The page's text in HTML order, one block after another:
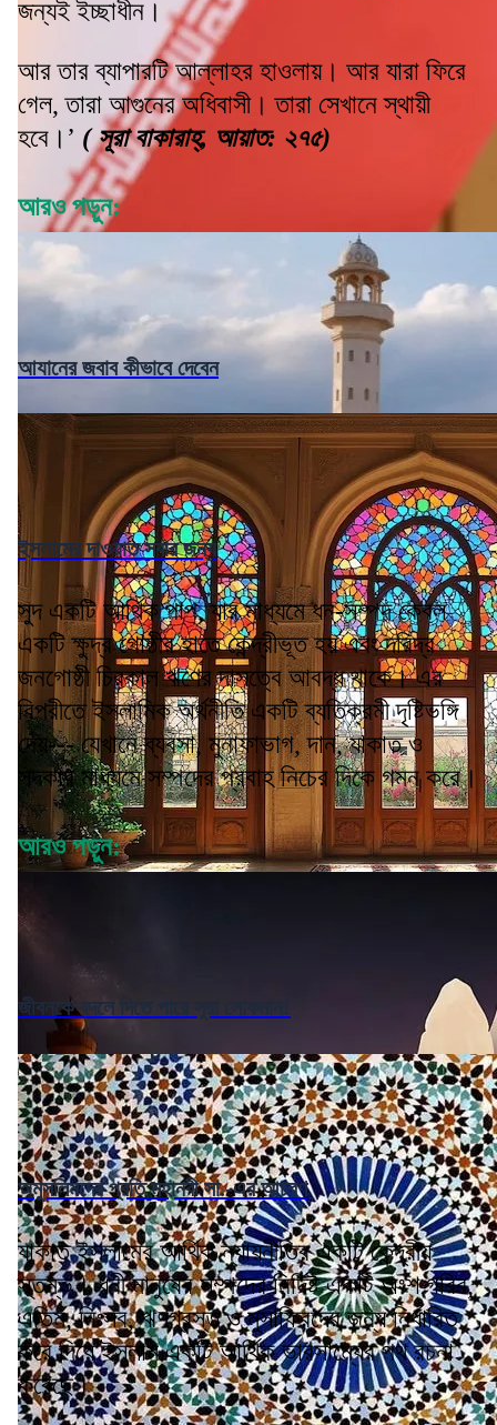
জন্যই ইচ্ছাধীন।
আর তার ব্যাপারটি আল্লাহর হাওলায়। আর যারা ফিরে
গেল, তারা আগুনের অধিবাসী। তারা সেখানে স্থায়ী
হবে।’ ( সূরা বাকারাহ্, আয়াত: ২৭৫)
আরও পড়ুন:
আযানের জবাব কীভাবে দেবেন
ইসলামের দাওয়াত সবার জন্য
সুদ একটি আর্থিক পাপ, যার মাধ্যমে ধন-সম্পদ কেবল
একটি ক্ষুদ্র গোষ্ঠীর হাতে কেন্দ্রীভূত হয় এবং দরিদ্র
জনগোষ্ঠী চিরকাল ঋণের দাসত্বে আবদ্ধ থাকে। এর
বিপরীতে ইসলামিক অর্থনীতি একটি ব্যতিক্রমী দৃষ্টিভঙ্গি
দেয়--- যেখানে ব্যবসা, মুনাফাভাগ, দান, যাকাত ও
সদকার মাধ্যমে সম্পদের প্রবাহ নিচের দিকে গমন করে।
আরও পড়ুন:
জীবনকে বদলে দিতে পারে সুরা লোকমান!
অমুসলিমদের প্রতি মহানবী সা.-এর আচরণ
যাকাত ইসলামের আর্থিক ন্যায়নীতির একটি কেন্দ্রীয়
স্তম্ভ। ধনী মানুষের সম্পদের নির্দিষ্ট একটি অংশ গরিব,
এতিম, নিঃস্ব, ঋণগ্রস্ত ও মুসাফিরদের জন্য নির্ধারিত
করে দিয়ে ইসলাম একটি আর্থিক ভারসাম্যের পথ রচনা
করেছে।